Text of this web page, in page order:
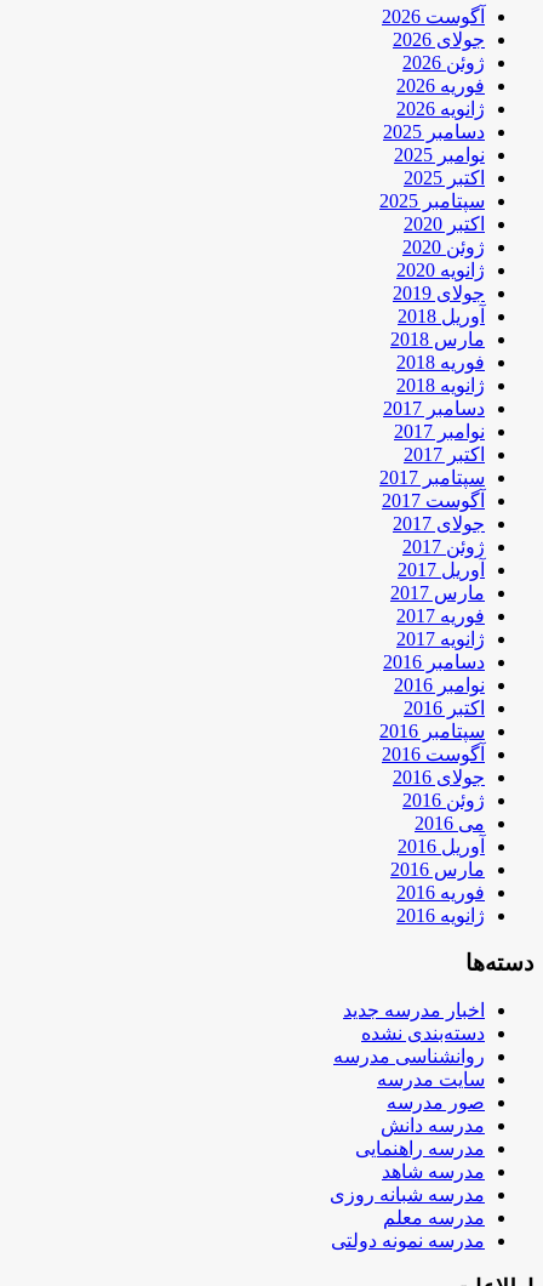
آگوست 2026
جولای 2026
ژوئن 2026
فوریه 2026
ژانویه 2026
دسامبر 2025
نوامبر 2025
اکتبر 2025
سپتامبر 2025
اکتبر 2020
ژوئن 2020
ژانویه 2020
جولای 2019
آوریل 2018
مارس 2018
فوریه 2018
ژانویه 2018
دسامبر 2017
نوامبر 2017
اکتبر 2017
سپتامبر 2017
آگوست 2017
جولای 2017
ژوئن 2017
آوریل 2017
مارس 2017
فوریه 2017
ژانویه 2017
دسامبر 2016
نوامبر 2016
اکتبر 2016
سپتامبر 2016
آگوست 2016
جولای 2016
ژوئن 2016
می 2016
آوریل 2016
مارس 2016
فوریه 2016
ژانویه 2016
دسته‌ها
اخبار مدرسه جدید
دسته‌بندی نشده
روانشناسی مدرسه
سایت مدرسه
صور مدرسه
مدرسه دانش
مدرسه راهنمایی
مدرسه شاهد
مدرسه شبانه روزی
مدرسه معلم
مدرسه نمونه دولتی